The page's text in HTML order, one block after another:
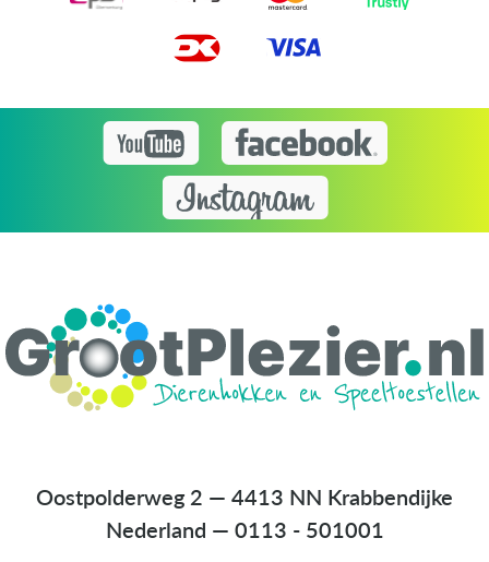
Oostpolderweg 2 — 4413 NN Krabbendijke
Nederland — 0113 - 501001